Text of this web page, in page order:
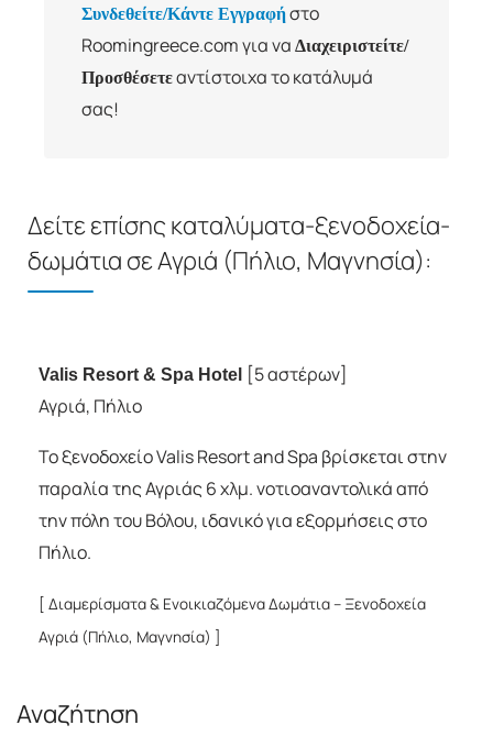
Συνδεθείτε/Κάντε Εγγραφήστο
Roomingreece.com για να Διαχειριστείτε/
Προσθέσετεαντίστοιχα το κατάλυμά
σας!
Δείτε επίσης καταλύματα-ξενοδοχεία-
δωμάτια σε Αγριά (Πήλιο, Μαγνησία):
Valis Resort & Spa Hotel
[5 αστέρων]
Αγριά, Πήλιο
Το ξενοδοχείο Valis Resort and Spa βρίσκεται στην
παραλία της Αγριάς 6 χλμ. νοτιοαναντολικά από
την πόλη του Βόλου, ιδανικό για εξορμήσεις στο
Πήλιο.
[ Διαμερίσματα & Ενοικιαζόμενα Δωμάτια – Ξενοδοχεία
Αγριά (Πήλιο, Μαγνησία) ]
Αναζήτηση